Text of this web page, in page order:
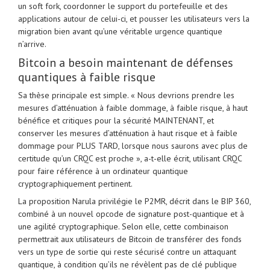
un soft fork, coordonner le support du portefeuille et des
applications autour de celui-ci, et pousser les utilisateurs vers la
migration bien avant qu’une véritable urgence quantique
n’arrive.
Bitcoin a besoin maintenant de défenses
quantiques à faible risque
Sa thèse principale est simple. « Nous devrions prendre les
mesures d’atténuation à faible dommage, à faible risque, à haut
bénéfice et critiques pour la sécurité MAINTENANT, et
conserver les mesures d’atténuation à haut risque et à faible
dommage pour PLUS TARD, lorsque nous saurons avec plus de
certitude qu’un CRQC est proche », a-t-elle écrit, utilisant CRQC
pour faire référence à un ordinateur quantique
cryptographiquement pertinent.
La proposition Narula privilégie le P2MR, décrit dans le BIP 360,
combiné à un nouvel opcode de signature post-quantique et à
une agilité cryptographique. Selon elle, cette combinaison
permettrait aux utilisateurs de Bitcoin de transférer des fonds
vers un type de sortie qui reste sécurisé contre un attaquant
quantique, à condition qu’ils ne révèlent pas de clé publique